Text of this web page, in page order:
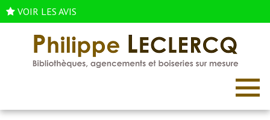
VOIR LES AVIS